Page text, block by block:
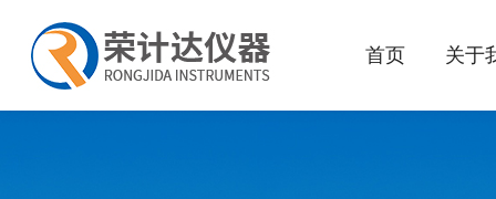
首页 关于